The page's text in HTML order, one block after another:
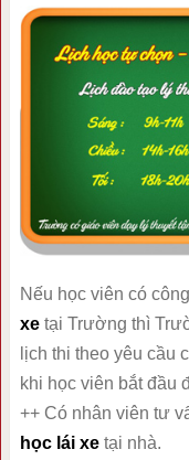
Nếu học viên có
xetại Trường thì
lịch thi theo yêu cầu
khi học viên bắt đầu
++ Có nhân viên tư
học lái xetại nhà.